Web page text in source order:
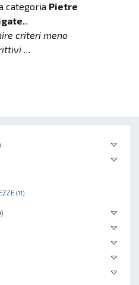
(11)
categoria Pietre
...
criteri meno
...